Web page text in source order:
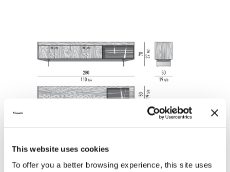
This website uses cookies
To offer you a better browsing experience, this site uses